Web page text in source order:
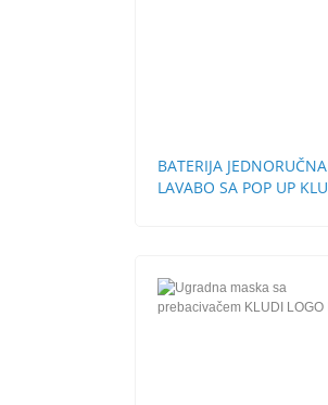
BATERIJA
LAVABO SA POP UP